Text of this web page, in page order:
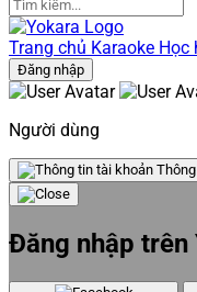
Trang chủ Karaoke Học
Đăng nhập
Người dùng
Đăng nhập trên